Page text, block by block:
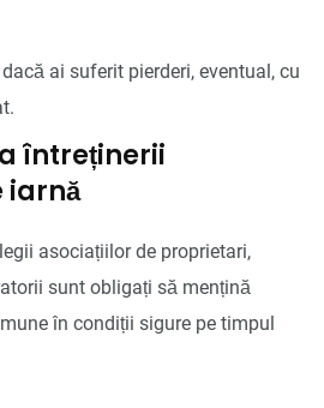
dacă ai suferit pierderi, eventual, cu
întreținerii
iarnă
asociațiilor de proprietari,
sunt obligați să mențină
în condiții sigure pe timpul